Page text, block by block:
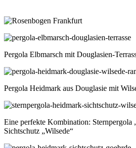
Pergola Elbmarsch mit Douglasien-
Pergola Heidmark aus Douglasie mit
Eine perfekte Kombination: Sternpergola
Sichtschutz „Wilsede“